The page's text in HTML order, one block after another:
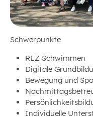
Schwerpunkte
RLZ Schwimmen
Digitale
Bewegung und
Individuelle